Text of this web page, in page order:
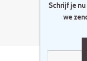
Schrijf je
we